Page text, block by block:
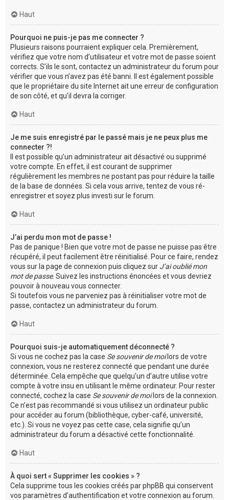
Haut
Pourquoi ne puis-je pas me connecter ?
Plusieurs raisons pourraient expliquer cela. Premièrement,
vérifiez que votre nom d’utilisateur et votre mot de passe soient
corrects. S’ils le sont, contactez un administrateur du forum pour
vérifier que vous n’avez pas été banni. Il est également possible
que le propriétaire du site Internet ait une erreur de configuration
de son côté, et qu’il devra la corriger.
Haut
Je me suis enregistré par le passé mais je ne peux plus me
connecter ?!
Il est possible qu’un administrateur ait désactivé ou supprimé
votre compte. En effet, il est courant de supprimer
régulièrement les membres ne postant pas pour réduire la taille
de la base de données. Si cela vous arrive, tentez de vous ré-
enregistrer et soyez plus investi sur le forum.
Haut
J’ai perdu mon mot de passe !
Pas de panique ! Bien que votre mot de passe ne puisse pas être
récupéré, il peut facilement être réinitialisé. Pour ce faire, rendez
vous sur la page de connexion puis cliquez sur J’ai oublié mon
mot de passe. Suivez les instructions énoncées et vous devriez
pouvoir à nouveau vous connecter.
Si toutefois vous ne parveniez pas à réinitialiser votre mot de
passe, contactez un administrateur du forum.
Haut
Pourquoi suis-je automatiquement déconnecté ?
Si vous ne cochez pas la case Se souvenir de moilors de votre
connexion, vous ne resterez connecté que pendant une durée
déterminée. Cela empêche que quelqu’un d’autre utilise votre
compte à votre insu en utilisant le même ordinateur. Pour rester
connecté, cochez la case Se souvenir de moilors de la connexion.
Ce n’est pas recommandé si vous utilisez un ordinateur public
pour accéder au forum (bibliothèque, cyber-café, université,
etc.). Si vous ne voyez pas cette case, cela signifie qu’un
administrateur du forum a désactivé cette fonctionnalité.
Haut
À quoi sert « Supprimer les cookies » ?
Cela supprime tous les cookies créés par phpBB qui conservent
vos paramètres d’authentification et votre connexion au forum.